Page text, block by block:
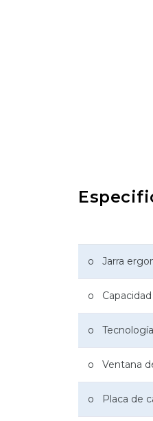
o Jarra
o Capacidad
o
o Ventana
o Placa de